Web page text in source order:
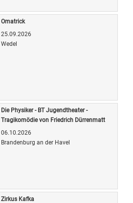
Omatrick
25.09.2026
Wedel
Die Physiker - BT Jugendtheater -
Tragikomödie von Friedrich Dürrenmatt
06.10.2026
Brandenburg an der Havel
Zirkus Kafka